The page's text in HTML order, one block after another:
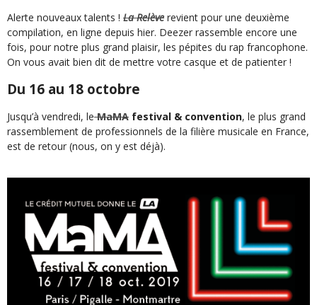
Alerte nouveaux talents ! La Relève revient pour une deuxième
compilation, en ligne depuis hier. Deezer rassemble encore une
fois, pour notre plus grand plaisir, les pépites du rap francophone.
On vous avait bien dit de mettre votre casque et de patienter !
Du 16 au 18 octobre
Jusqu’à vendredi, leMaMA festival & convention, le plus grand
rassemblement de professionnels de la filière musicale en France,
est de retour (nous, on y est déjà).